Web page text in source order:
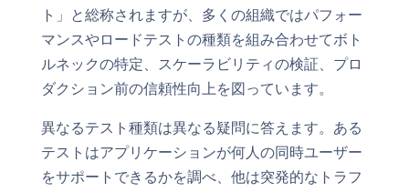
ト」と総称されますが、多くの組織ではパフォー
マンスやロードテストの種類を組み合わせてボト
ルネックの特定、スケーラビリティの検証、プロ
ダクション前の信頼性向上を図っています。
異なるテスト種類は異なる疑問に答えます。ある
テストはアプリケーションが何人の同時ユーザー
をサポートできるかを調べ、他は突発的なトラフ